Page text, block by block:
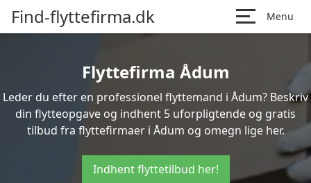
Find-flyttefirma.dk Menu
Flyttefirma Ådum
Leder du efter en professionel flyttemand i Ådum? Beskriv
din flytteopgave og indhent 5 uforpligtende og gratis
tilbud fra flyttefirmaer i Ådum og omegn lige her.
Indhent flyttetilbud her!